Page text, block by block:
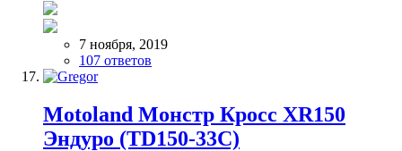
7 ноября, 2019
107 ответов
Motoland Монстр Кросс XR150
Эндуро (TD150-33C)